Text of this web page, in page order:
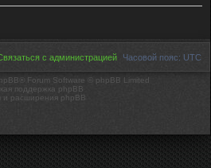
Часовой пояс: UTC
с администрацией
Forum Software © phpBB Limited
поддержка phpBB
и расширения phpBB